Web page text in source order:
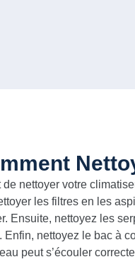
de nettoyer votre
les filtres en les
Ensuite, nettoyez les
Enfin, nettoyez le bac à
peut s’écouler